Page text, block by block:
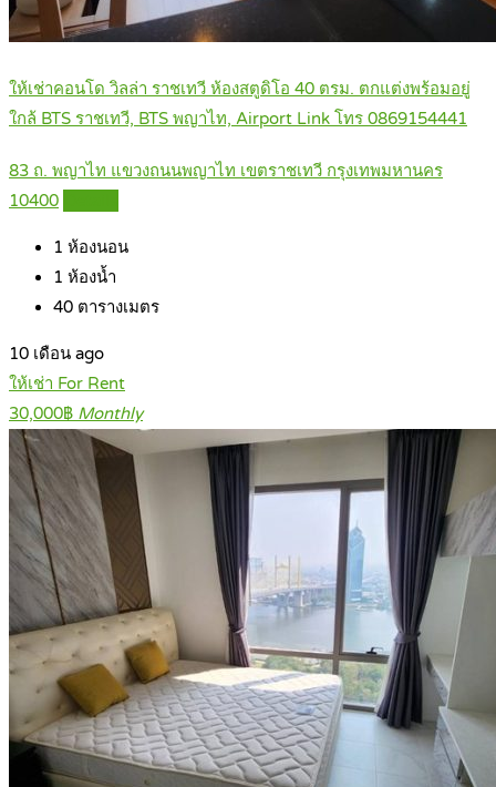
ให้เช่าคอนโด วิลล่า ราชเทวี ห้องสตูดิโอ 40 ตรม. ตกแต่งพร้อมอยู่
ใกล้ BTS ราชเทวี, BTS พญาไท, Airport Link โทร 0869154441
83 ถ. พญาไท แขวงถนนพญาไท เขตราชเทวี กรุงเทพมหานคร
10400
1 ห้องนอน
1 ห้องน้ำ
40 ตารางเมตร
10 เดือน ago
ให้เช่า For Rent
30,000฿ Monthly